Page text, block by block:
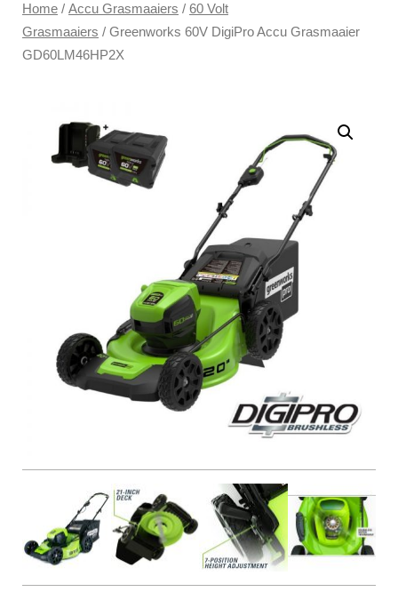
Home / Accu Grasmaaiers / 60 Volt
Grasmaaiers / Greenworks 60V DigiPro Accu Grasmaaier
GD60LM46HP2X